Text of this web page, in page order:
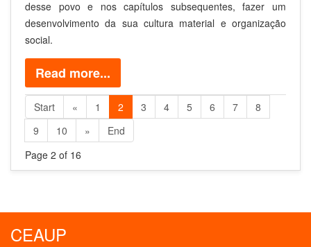
desse povo e nos capítulos subsequentes, fazer um
desenvolvimento da sua cultura material e organização
social.
Read more...
Start « 1 2 3 4 5 6 7
8
9
10 »
End
Page 2 of 16
CEAUP